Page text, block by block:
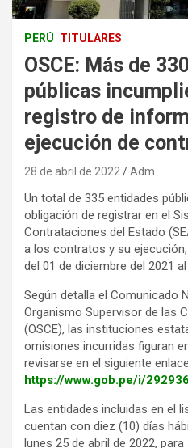
PERÚ TITULARES
OSCE: Más de
públicas
registro de
ejecución de
28 de abril de 2022 Adm
Un total de 335 entidades
obligación de registrar en el
Contrataciones del Estado
a los contratos y su
del 01 de diciembre del 2021
Según detalla el Comunicado
Organismo Supervisor de las
(OSCE), las instituciones
omisiones incurridas figuran
revisarse en el siguiente
https://www.gob.pe/i/
Las entidades incluidas en el
cuentan con diez (10) días
lunes 25 de abril de 2022,